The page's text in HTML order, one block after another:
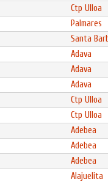
Ctp Ulloa
Palmares
Santa
Adava
Adava
Adava
Ctp Ulloa
Ctp Ulloa
Adebea
Adebea
Adebea
Alajuelita